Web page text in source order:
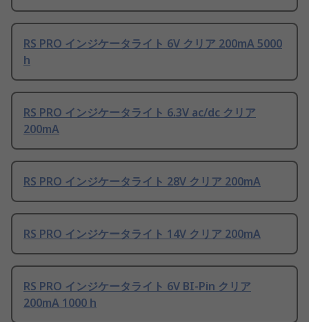
RS PRO インジケータライト 6V クリア 200mA 5000
h
RS PRO インジケータライト 6.3V ac/dc クリア
200mA
RS PRO インジケータライト 28V クリア 200mA
RS PRO インジケータライト 14V クリア 200mA
RS PRO インジケータライト 6V BI-Pin クリア
200mA 1000 h